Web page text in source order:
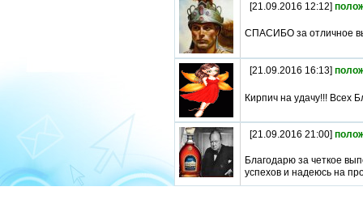
[21.09.2016 12:12]
СПАСИБО за отличное
[21.09.2016 16:13]
Кирпич на удачу!!! Всех
[21.09.2016 21:00]
Благодарю за четкое
успехов и надеюсь на